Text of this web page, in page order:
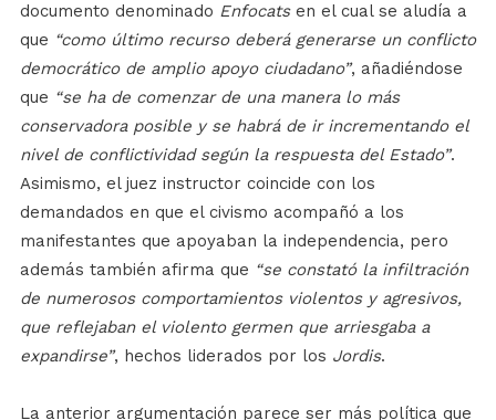
documento denominado Enfocatsen el cual se aludía a
que “como último recurso deberá generarse un conflicto
democrático de amplio apoyo ciudadano”, añadiéndose
que “se ha de comenzar de una manera lo más
conservadora posible y se habrá de ir incrementando el
nivel de conflictividad según la respuesta del Estado”.
Asimismo, el juez instructor coincide con los
demandados en que el civismo acompañó a los
manifestantes que apoyaban la independencia, pero
además también afirma que “se constató la infiltración
de numerosos comportamientos violentos y agresivos,
que reflejaban el violento germen que arriesgaba a
expandirse”, hechos liderados por los Jordis.
La anterior argumentación parece ser más política que